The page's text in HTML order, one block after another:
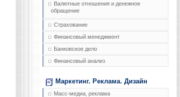
Валютные отношения и денежное
обращение
Страхование
Финансовый менеджмент
Банковское дело
Финансовый анализ
Маркетинг. Реклама. Дизайн
Масс-медиа, реклама